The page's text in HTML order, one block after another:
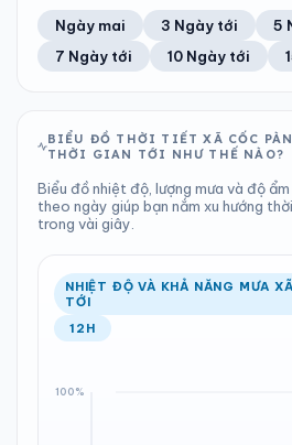
24°C
Khả
2.01 mm
Tổng cả ngày
13
Chỉ số UV
22°C
Ổn định
Trung bình ngày
TIA UV
LƯỢNG MƯA
9.39 mm
Tổng cả ngày
ÁP
Ổn định
Ngày mai 3 Ngày tới
5
7 Ngày tới
10 Ngày tới
BIỂU ĐỒ THỜI TIẾT XÃ CỐC
THỜI GIAN TỚI NHƯ THẾ NÀO?
Biểu đồ nhiệt độ, lượng mưa và độ
theo ngày giúp bạn nắm xu hướng
trong vài giây.
NHIỆT ĐỘ VÀ KHẢ NĂNG MƯA
TỚI
12H